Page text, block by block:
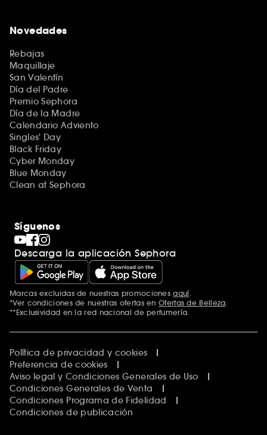
Novedades
Rebajas
Maquillaje
San Valentín
Día del Padre
Premio Sephora
Día de la Madre
Calendario Adviento
Singles' Day
Black Friday
Cyber Monday
Blue Monday
Clean at Sephora
Síguenos
Descarga la aplicación Sephora
Marcas excluidas de nuestras promocionesaquí
*Ver condiciones de nuestras ofertas en Ofertas de Belleza
**Exclusividad en la red nacional de perfumería.
Política de privacidad y cookies
Preferencia de cookies
Aviso legal y Condiciones Generales de Uso
Condiciones Generales de Venta
Condiciones Programa de Fidelidad
Condiciones de publicación